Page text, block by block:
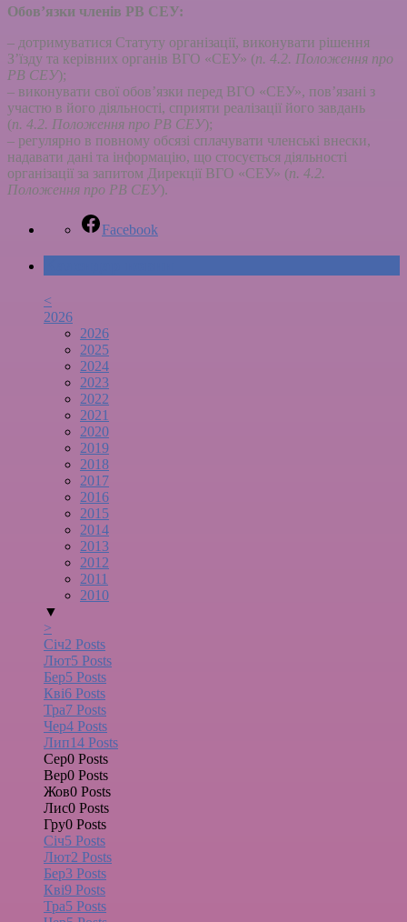
Обов’язки членів РВ СЕУ:
– дотримуватися Статуту організації, виконувати рішення
З’їзду та керівних органів ВГО «СЕУ» (п. 4.2. Положення про
РВ СЕУ);
– виконувати свої обов’язки перед ВГО «СЕУ», пов’язані з
участю в його діяльності, сприяти реалізації його завдань
(п. 4.2. Положення про РВ СЕУ);
– регулярно в повному обсязі сплачувати членські внески,
надавати дані та інформацію, що стосується діяльності
організації за запитом Дирекції ВГО «СЕУ» (п. 4.2.
Положення про РВ СЕУ).
Facebook
<
2026
2026
2025
2024
2023
2022
2021
2020
2019
2018
2017
2016
2015
2014
2013
2012
2011
2010
▼
>
Січ2 Posts
Лют5 Posts
Бер5 Posts
Кві6 Posts
Тра7 Posts
Чер4 Posts
Лип14 Posts
Сер0 Posts
Вер0 Posts
Жов0 Posts
Лис0 Posts
Гру0 Posts
Січ5 Posts
Лют2 Posts
Бер3 Posts
Кві9 Posts
Тра5 Posts